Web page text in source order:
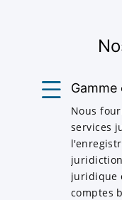
Nous
services
juridique
comptes